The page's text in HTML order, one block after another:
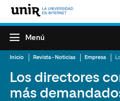
Menú
Inicio Revista - Noticias Empresa
Los directores
más